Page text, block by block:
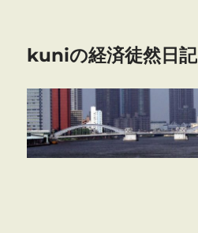
kuniの経済徒然日記